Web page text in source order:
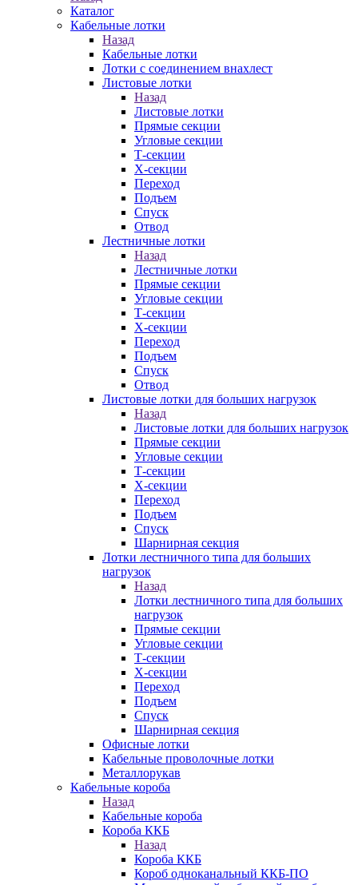
Каталог
Кабельные лотки
Назад
Кабельные лотки
Лотки с соединением внахлест
Листовые лотки
Назад
Листовые лотки
Прямые секции
Угловые секции
Т-секции
Х-секции
Переход
Подъем
Спуск
Отвод
Лестничные лотки
Назад
Лестничные лотки
Прямые секции
Угловые секции
Т-секции
Х-секции
Переход
Подъем
Спуск
Отвод
Листовые лотки для больших нагрузок
Назад
Листовые лотки для больших нагрузок
Прямые секции
Угловые секции
Т-секции
Х-секции
Переход
Подъем
Спуск
Шарнирная секция
Лотки лестничного типа для больших
нагрузок
Назад
Лотки лестничного типа для больших
нагрузок
Прямые секции
Угловые секции
Т-секции
Х-секции
Переход
Подъем
Спуск
Шарнирная секция
Офисные лотки
Кабельные проволочные лотки
Металлорукав
Кабельные короба
Назад
Кабельные короба
Короба ККБ
Назад
Короба ККБ
Короб одноканальный ККБ-ПО